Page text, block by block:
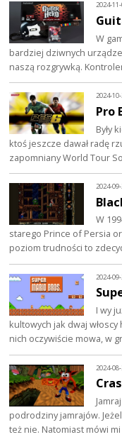
2024-
W
bardziej dziwnych
naszą rozgrywką.
2024-
Pro
Były
ktoś jeszcze dawał radę
zapomniany World Tour
2024-
W
starego Prince of Persia
poziom trudności to
2024-
I wy
kultowych jak dwaj
nich oczywiście mowa, w
2024-
podrodziny jamrajów.
też nie. Natomiast mówi